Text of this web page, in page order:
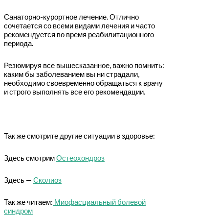
Санаторно-курортное лечение. Отлично
сочетается со всеми видами лечения и часто
рекомендуется во время реабилитационного
периода.
Резюмируя все вышесказанное, важно помнить:
каким бы заболеванием вы ни страдали,
необходимо своевременно обращаться к врачу
и строго выполнять все его рекомендации.
Так же смотрите другие ситуации в здоровье:
Здесь смотримОстеохондроз
Здесь — Сколиоз
Так же читаем: Миофасциальный болевой
синдром